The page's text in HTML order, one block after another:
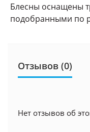
Блесны оснащены
подобранными по
Отзывов (0)
Нет отзывов об